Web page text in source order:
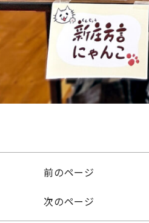
前のページ
次のページ